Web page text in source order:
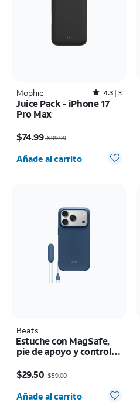
Mophie Rated4.3out of 5 stars with3reviews
4.3 3
Juice Pack - iPhone 17
Pro Max
$74.99$99.99
Cantidad seleccionada: 0
Añade al carrito
Beats
Estuche con MagSafe,
pie de apoyo y control
Pro
$29.50$59.00
Cantidad seleccionada: 0
Añade al carrito